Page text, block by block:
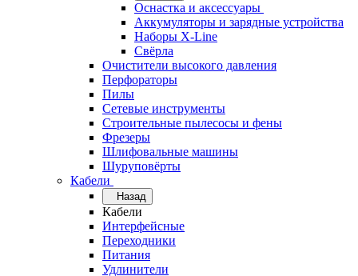
Оснастка и аксессуары
Аккумуляторы и зарядные устройства
Наборы X-Line
Свёрла
Очистители высокого давления
Перфораторы
Пилы
Сетевые инструменты
Строительные пылесосы и фены
Фрезеры
Шлифовальные машины
Шуруповёрты
Кабели
Назад
Кабели
Интерфейсные
Переходники
Питания
Удлинители